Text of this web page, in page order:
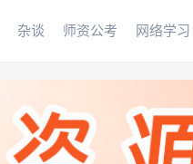
杂谈 师资公考 网络学习